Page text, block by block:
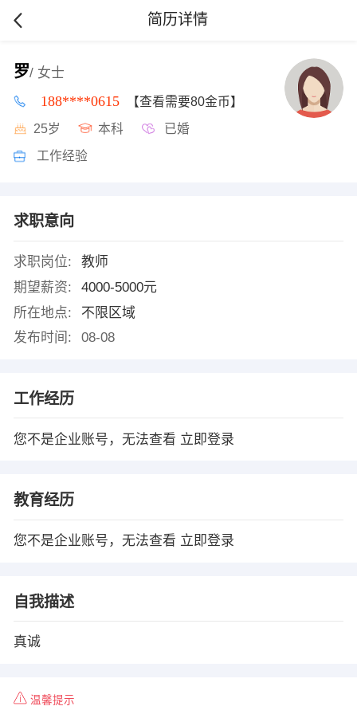
简历详情
罗/ 女士
188****0615 【查看需要80金币】
25岁 本科 已婚
工作经验
求职意向
求职岗位:
教师
期望薪资:
4000-5000元
所在地点:
不限区域
发布时间:
08-08
工作经历
您不是企业账号，无法查看 立即登录
教育经历
您不是企业账号，无法查看 立即登录
自我描述
真诚
温馨提示